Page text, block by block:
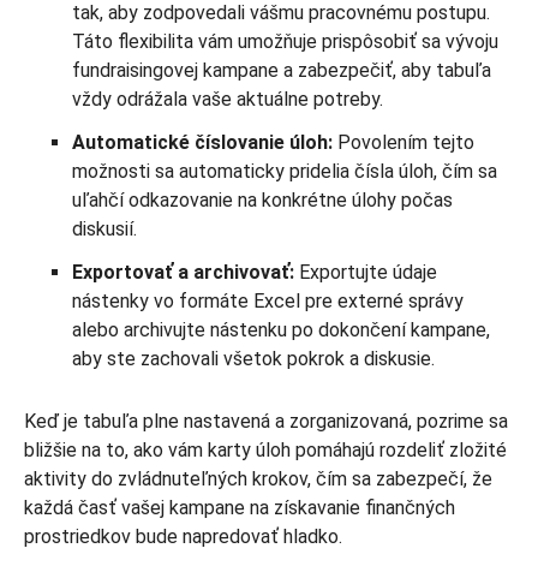
tak, aby zodpovedali vášmu pracovnému postupu.
Táto flexibilita vám umožňuje prispôsobiť sa vývoju
fundraisingovej kampane a zabezpečiť, aby tabuľa
vždy odrážala vaše aktuálne potreby.
Automatické číslovanie úloh: Povolením tejto
možnosti sa automaticky pridelia čísla úloh, čím sa
uľahčí odkazovanie na konkrétne úlohy počas
diskusií.
Exportovať a archivovať: Exportujte údaje
nástenky vo formáte Excel pre externé správy
alebo archivujte nástenku po dokončení kampane,
aby ste zachovali všetok pokrok a diskusie.
Keď je tabuľa plne nastavená a zorganizovaná, pozrime sa
bližšie na to, ako vám karty úloh pomáhajú rozdeliť zložité
aktivity do zvládnuteľných krokov, čím sa zabezpečí, že
každá časť vašej kampane na získavanie finančných
prostriedkov bude napredovať hladko.